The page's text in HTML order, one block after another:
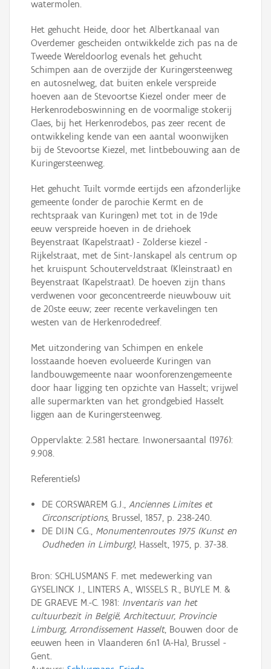
watermolen.
Het gehucht Heide, door het Albertkanaal van
Overdemer gescheiden ontwikkelde zich pas na de
Tweede Wereldoorlog evenals het gehucht
Schimpen aan de overzijde der Kuringersteenweg
en autosnelweg, dat buiten enkele verspreide
hoeven aan de Stevoortse Kiezel onder meer de
Herkenrodeboswinning en de voormalige stokerij
Claes, bij het Herkenrodebos, pas zeer recent de
ontwikkeling kende van een aantal woonwijken
bij de Stevoortse Kiezel, met lintbebouwing aan de
Kuringersteenweg.
Het gehucht Tuilt vormde eertijds een afzonderlijke
gemeente (onder de parochie Kermt en de
rechtspraak van Kuringen) met tot in de 19de
eeuw verspreide hoeven in de driehoek
Beyenstraat (Kapelstraat) - Zolderse kiezel -
Rijkelstraat, met de Sint-Janskapel als centrum op
het kruispunt Schouterveldstraat (Kleinstraat) en
Beyenstraat (Kapelstraat). De hoeven zijn thans
verdwenen voor geconcentreerde nieuwbouw uit
de 20ste eeuw; zeer recente verkavelingen ten
westen van de Herkenrodedreef.
Met uitzondering van Schimpen en enkele
losstaande hoeven evolueerde Kuringen van
landbouwgemeente naar woonforenzengemeente
door haar ligging ten opzichte van Hasselt; vrijwel
alle supermarkten van het grondgebied Hasselt
liggen aan de Kuringersteenweg.
Oppervlakte: 2.581 hectare. Inwonersaantal (1976):
9.908.
Referentie(s)
DE CORSWAREM G.J., Anciennes Limites et
Circonscriptions, Brussel, 1857, p. 238-240.
DE DIJN C.G.,Monumentenroutes 1975 (Kunst en
Oudheden in Limburg), Hasselt, 1975, p. 37-38.
Bron: SCHLUSMANS F. met medewerking van
GYSELINCK J., LINTERS A., WISSELS R., BUYLE M. &
DE GRAEVE M.-C. 1981: Inventaris van het
cultuurbezit in België, Architectuur, Provincie
Limburg, Arrondissement Hasselt, Bouwen door de
eeuwen heen in Vlaanderen 6n1 (A-Ha), Brussel -
Gent.